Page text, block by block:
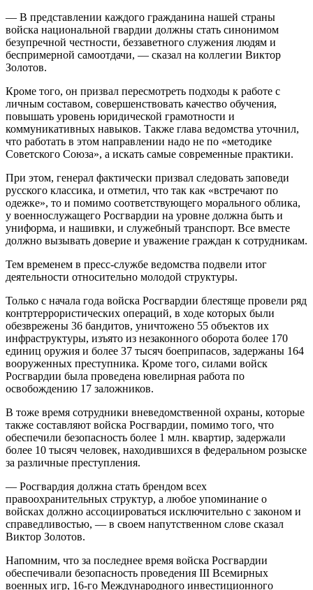
— В представлении каждого гражданина нашей страны
войска национальной гвардии должны стать синонимом
безупречной честности, беззаветного служения людям и
беспримерной самоотдачи, — сказал на коллегии Виктор
Золотов.
Кроме того, он призвал пересмотреть подходы к работе с
личным составом, совершенствовать качество обучения,
повышать уровень юридической грамотности и
коммуникативных навыков. Также глава ведомства уточнил,
что работать в этом направлении надо не по «методике
Советского Союза», а искать самые современные практики.
При этом, генерал фактически призвал следовать заповеди
русского классика, и отметил, что так как «встречают по
одежке», то и помимо соответствующего морального облика,
у военнослужащего Росгвардии на уровне должна быть и
униформа, и нашивки, и служебный транспорт. Все вместе
должно вызывать доверие и уважение граждан к сотрудникам.
Тем временем в пресс-службе ведомства подвели итог
деятельности относительно молодой структуры.
Только с начала года войска Росгвардии блестяще провели ряд
контртеррористических операций, в ходе которых были
обезврежены 36 бандитов, уничтожено 55 объектов их
инфраструктуры, изъято из незаконного оборота более 170
единиц оружия и более 37 тысяч боеприпасов, задержаны 164
вооруженных преступника. Кроме того, силами войск
Росгвардии была проведена ювелирная работа по
освобождению 17 заложников.
В тоже время сотрудники вневедомственной охраны, которые
также составляют войска Росгвардии, помимо того, что
обеспечили безопасность более 1 млн. квартир, задержали
более 10 тысяч человек, находившихся в федеральном розыске
за различные преступления.
— Росгвардия должна стать брендом всех
правоохранительных структур, а любое упоминание о
войсках должно ассоциироваться исключительно с законом и
справедливостью, — в своем напутственном слове сказал
Виктор Золотов.
Напомним, что за последнее время войска Росгвардии
обеспечивали безопасность проведения III Всемирных
военных игр, 16-го Международного инвестиционного